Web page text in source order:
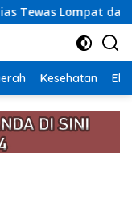
dari Lantai 12
Kesehatan